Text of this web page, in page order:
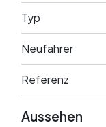
Typ
Neufahrer
Referenz
Aussehen